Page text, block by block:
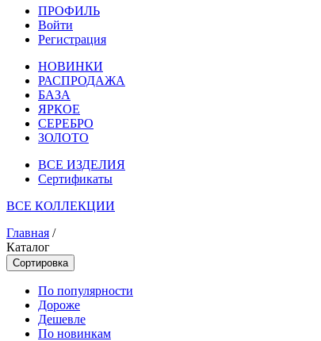
ПРОФИЛЬ
Войти
Регистрация
НОВИНКИ
РАСПРОДАЖА
БАЗА
ЯРКОЕ
СЕРЕБРО
ЗОЛОТО
ВСЕ ИЗДЕЛИЯ
Сертификаты
ВСЕ КОЛЛЕКЦИИ
Главная /
Каталог
Сортировка
По популярности
Дороже
Дешевле
По новинкам